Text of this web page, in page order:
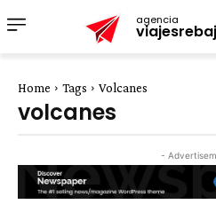
agencia
Home Tags Volcanes
volcanes
-